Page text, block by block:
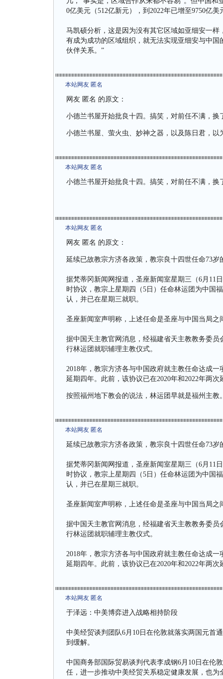
0亿美元（512亿新元），到2022年已增至9750亿美
马凯硕分析，这是因为没有其它区域如亚细安一
有成为成功的区域组织，就无法实现亚细安与中
伙伴关系。”
本站网友 匿名
网友 匿名 的原文：
小德兰书屋开始批良十四。搞笑，对前任不满，
小德兰书屋、萤火虫、妙神之器，以及陈日君，以
本站网友 匿名
小德兰书屋开始批良十四。搞笑，对前任不满，
本站网友 匿名
网友 匿名 的原文：
延续已故教宗方济各政策，教宗良十四世任命73
据梵蒂冈新闻网报道，圣座新闻室星期三（6月11
时协议，教宗上星期四（5日）任命林运团为中国
认，并已在星期三就职。
圣座新闻室声明称，上述任命是圣座与中国当局
据中国天主教官网消息，经福建省天主教教务委
行林运团就职辅理主教仪式。
2018年，教宗方济各与中国政府就主教任命达成
延期四年。此前，该协议已在2020年和2022年两次
按照福州地下教会的说法，林运团早就是福州主教
本站网友 匿名
延续已故教宗方济各政策，教宗良十四世任命73
据梵蒂冈新闻网报道，圣座新闻室星期三（6月11
时协议，教宗上星期四（5日）任命林运团为中国
认，并已在星期三就职。
圣座新闻室声明称，上述任命是圣座与中国当局
据中国天主教官网消息，经福建省天主教教务委
行林运团就职辅理主教仪式。
2018年，教宗方济各与中国政府就主教任命达成
延期四年。此前，该协议已在2020年和2022年两次
本站网友 匿名
于泽远：中美博弈进入战略相持阶段
中美经贸谈判团队6月10日在伦敦就落实两国元首
到缓解。
中国商务部国际贸易谈判代表李成钢6月10日在伦
任，进一步推动中美经贸关系稳定健康发展，也